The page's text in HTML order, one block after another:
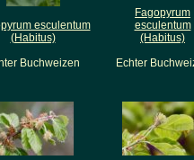
esculentum
(Habitus)
Buchweizen
Fagopyrum
esculentum
(Habitus)
Echter